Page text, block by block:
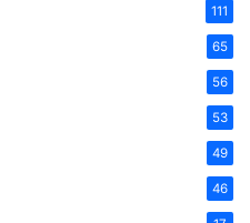
111
65
56
53
49
46